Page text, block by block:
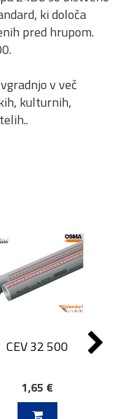
ki določa
pred hrupom.
v več
kulturnih,
CEV 32 500
1,65 €